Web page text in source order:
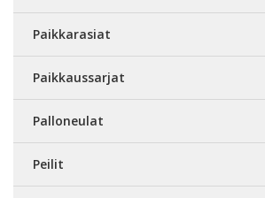
Paikkarasiat
Paikkaussarjat
Palloneulat
Peilit